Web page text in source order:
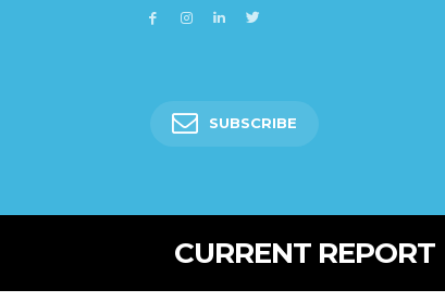
SUBSCRIBE
CURRENT REPORT